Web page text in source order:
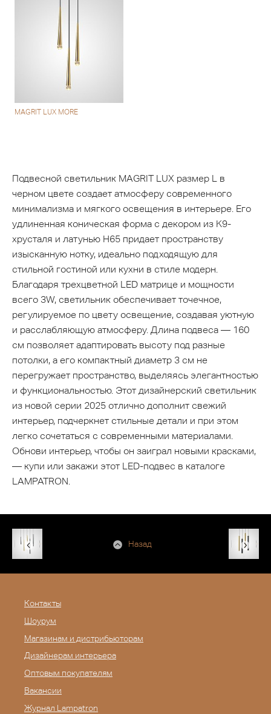
MAGRIT LUX MORE
Подвесной светильник MAGRIT LUX размер L в
черном цвете создает атмосферу современного
минимализма и мягкого освещения в интерьере. Его
удлиненная коническая форма с декором из K9-
хрусталя и латунью H65 придает пространству
изысканную нотку, идеально подходящую для
стильной гостиной или кухни в стиле модерн.
Благодаря трехцветной LED матрице и мощности
всего 3W, светильник обеспечивает точечное,
регулируемое по цвету освещение, создавая уютную
и расслабляющую атмосферу. Длина подвеса — 160
см позволяет адаптировать высоту под разные
потолки, а его компактный диаметр 3 см не
перегружает пространство, выделяясь элегантностью
и функциональностью. Этот дизайнерский светильник
из новой серии 2025 отлично дополнит свежий
интерьер, подчеркнет стильные детали и при этом
легко сочетаться с современными материалами.
Обнови интерьер, чтобы он заиграл новыми красками,
— купи или закажи этот LED-подвес в каталоге
LAMPATRON.
Назад
Контакты
Шоурум
Магазинам и дистрибьюторам
Дизайнерам интерьера
Оптовым покупателям
Вакансии
Журнал Lampatron